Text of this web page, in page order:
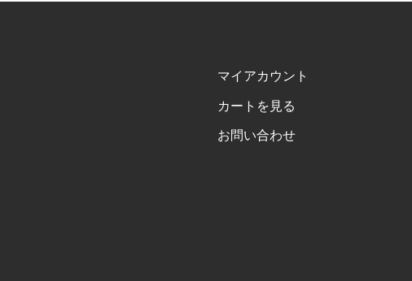
マイアカウント
カートを見る
お問い合わせ